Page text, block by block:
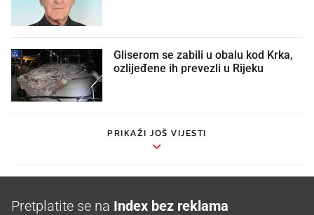
Gliserom se zabili u obalu kod Krka,
ozlijeđene ih prevezli u Rijeku
PRIKAŽI JOŠ VIJESTI
Pretplatite se na Index bez reklama